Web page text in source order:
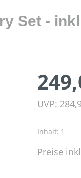
Set -
UVP:
Inhalt: 1
Preise